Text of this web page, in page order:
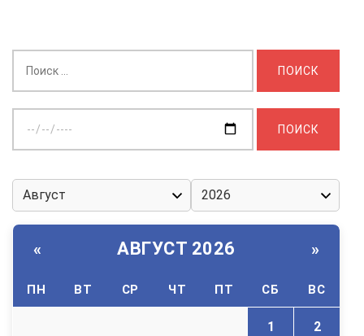
дату:
« АВГУСТ 2026 »
ПН ВТ СР ЧТ ПТ СБ ВС
1 2